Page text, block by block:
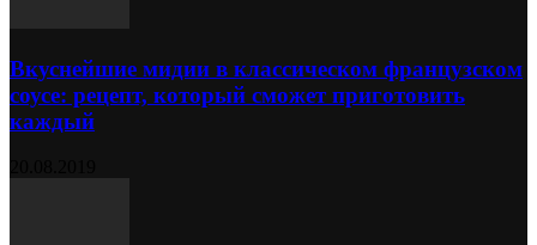
Вкуснейшие мидии в классическом французском
соусе: рецепт, который сможет приготовить
каждый